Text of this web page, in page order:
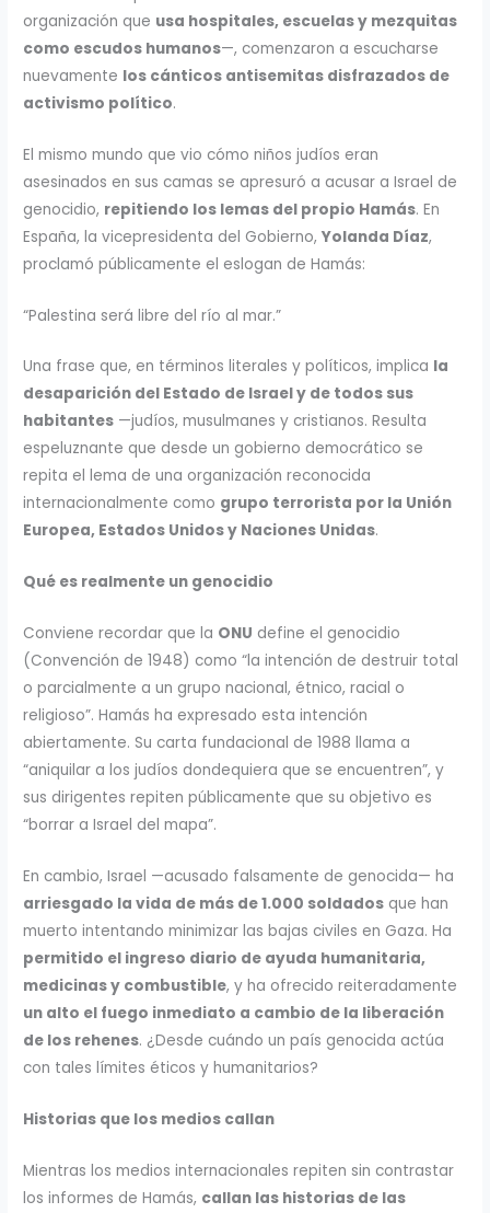
organización que usa hospitales, escuelas y mezquitas
como escudos humanos—, comenzaron a escucharse
nuevamente los cánticos antisemitas disfrazados de
activismo político.
El mismo mundo que vio cómo niños judíos eran
asesinados en sus camas se apresuró a acusar a Israel de
genocidio, repitiendo los lemas del propio Hamás. En
España, la vicepresidenta del Gobierno,Yolanda Díaz,
proclamó públicamente el eslogan de Hamás:
“Palestina será libre del río al mar.”
Una frase que, en términos literales y políticos, implica la
desaparición del Estado de Israel y de todos sus
habitantes —judíos, musulmanes y cristianos. Resulta
espeluznante que desde un gobierno democrático se
repita el lema de una organización reconocida
internacionalmente como grupo terrorista por la Unión
Europea, Estados Unidos y Naciones Unidas.
Qué es realmente un genocidio
Conviene recordar que la ONU define el genocidio
(Convención de 1948) como “la intención de destruir total
o parcialmente a un grupo nacional, étnico, racial o
religioso”. Hamás ha expresado esta intención
abiertamente. Su carta fundacional de 1988 llama a
“aniquilar a los judíos dondequiera que se encuentren”, y
sus dirigentes repiten públicamente que su objetivo es
“borrar a Israel del mapa”.
En cambio, Israel —acusado falsamente de genocida— ha
arriesgado la vida de más de 1.000 soldados que han
muerto intentando minimizar las bajas civiles en Gaza. Ha
permitido el ingreso diario de ayuda humanitaria,
medicinas y combustible, y ha ofrecido reiteradamente
un alto el fuego inmediato a cambio de la liberación
de los rehenes. ¿Desde cuándo un país genocida actúa
con tales límites éticos y humanitarios?
Historias que los medios callan
Mientras los medios internacionales repiten sin contrastar
los informes de Hamás, callan las historias de las